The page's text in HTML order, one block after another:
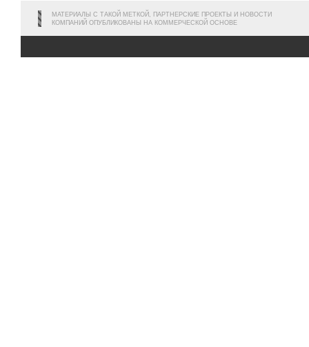
МАТЕРИАЛЫ С ТАКОЙ МЕТКОЙ, ПАРТНЕРСКИЕ ПРОЕКТЫ И НОВОСТИ
КОМПАНИЙ ОПУБЛИКОВАНЫ НА КОММЕРЧЕСКОЙ ОСНОВЕ